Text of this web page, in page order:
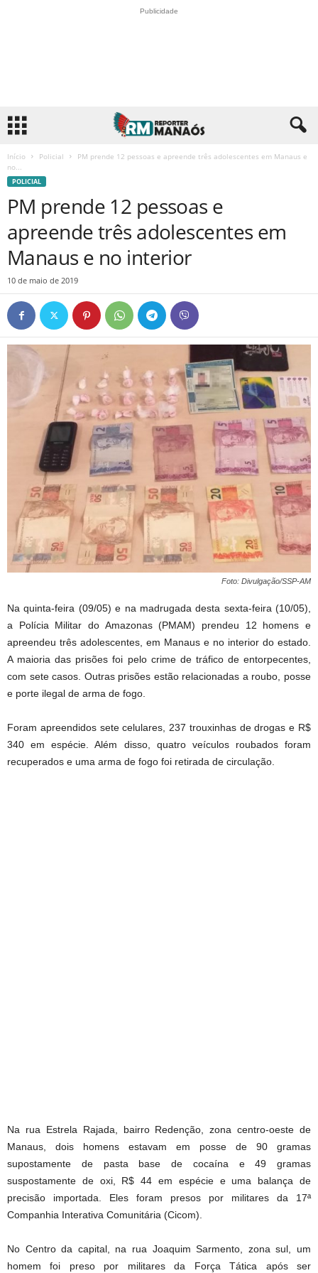
Publicidade
Início Policial
PM prende 12 pessoas e apreende três adolescentes em Manaus e
no...
POLICIAL
PM prende 12 pessoas e
apreende três adolescentes em
Manaus e no interior
10 de maio de 2019
Foto: Divulgação/SSP-AM
Na quinta-feira (09/05) e na madrugada desta sexta-feira (10/05),
a Polícia Militar do Amazonas (PMAM) prendeu 12 homens e
apreendeu três adolescentes, em Manaus e no interior do estado.
A maioria das prisões foi pelo crime de tráfico de entorpecentes,
com sete casos. Outras prisões estão relacionadas a roubo, posse
e porte ilegal de arma de fogo.
Foram apreendidos sete celulares, 237 trouxinhas de drogas e R$
340 em espécie. Além disso, quatro veículos roubados foram
recuperados e uma arma de fogo foi retirada de circulação.
Na rua Estrela Rajada, bairro Redenção, zona centro-oeste de
Manaus, dois homens estavam em posse de 90 gramas
supostamente de pasta base de cocaína e 49 gramas
suspostamente de oxi, R$ 44 em espécie e uma balança de
precisão importada. Eles foram presos por militares da 17ª
Companhia Interativa Comunitária (Cicom).
No Centro da capital, na rua Joaquim Sarmento, zona sul, um
homem foi preso por militares da Força Tática após ser